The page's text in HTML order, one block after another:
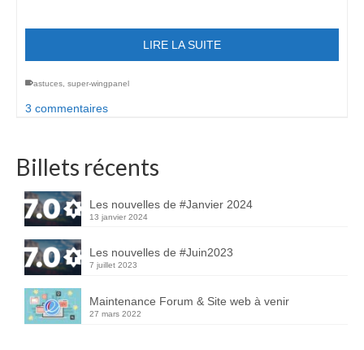
LIRE LA SUITE
astuces super-wingpanel
3 commentaires
Billets récents
Les nouvelles de #Janvier 2024
13 janvier 2024
Les nouvelles de #Juin2023
7 juillet 2023
Maintenance Forum & Site web à venir
27 mars 2022